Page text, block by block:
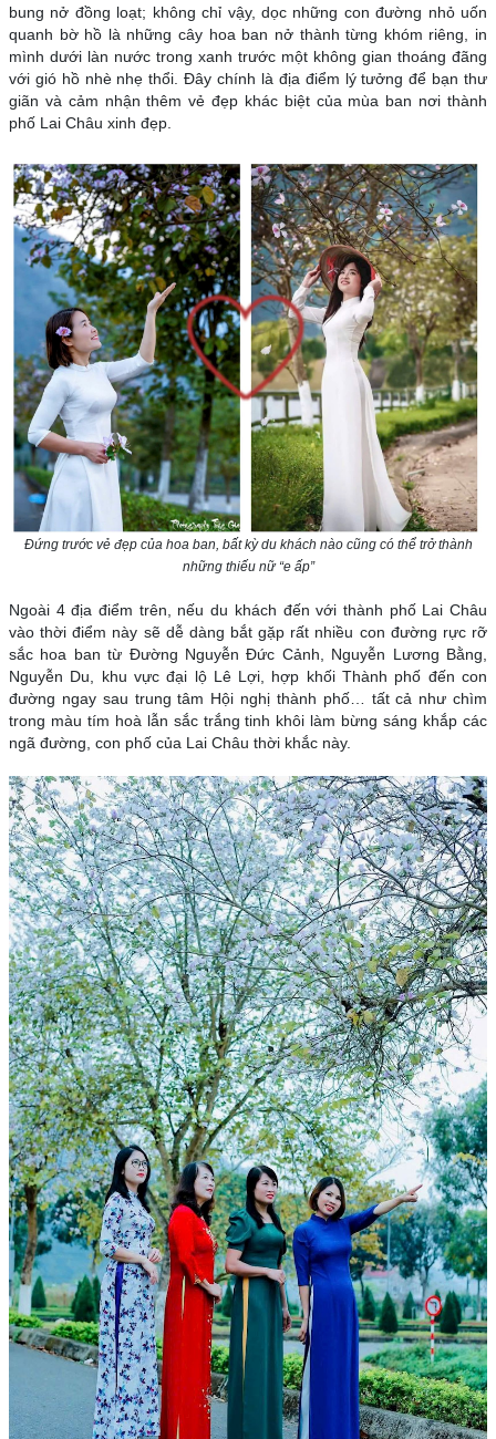
bung nở đồng loạt; không chỉ vậy, dọc những con đường nhỏ uốn
quanh bờ hồ là những cây hoa ban nở thành từng khóm riêng, in
mình dưới làn nước trong xanh trước một không gian thoáng đãng
với gió hồ nhè nhẹ thổi. Đây chính là địa điểm lý tưởng để bạn thư
giãn và cảm nhận thêm vẻ đẹp khác biệt của mùa ban nơi thành
phố Lai Châu xinh đẹp.
Đứng trước vẻ đẹp của hoa ban, bất kỳ du khách nào cũng có thể trở thành
những thiếu nữ “e ấp”
Ngoài 4 địa điểm trên, nếu du khách đến với thành phố Lai Châu
vào thời điểm này sẽ dễ dàng bắt gặp rất nhiều con đường rực rỡ
sắc hoa ban từ Đường Nguyễn Đức Cảnh, Nguyễn Lương Bằng,
Nguyễn Du, khu vực đại lộ Lê Lợi, hợp khối Thành phố đến con
đường ngay sau trung tâm Hội nghị thành phố… tất cả như chìm
trong màu tím hoà lẫn sắc trắng tinh khôi làm bừng sáng khắp các
ngã đường, con phố của Lai Châu thời khắc này.